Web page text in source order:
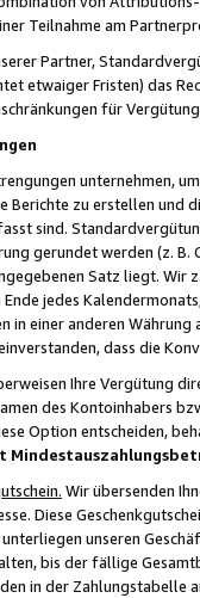
Teilnahme am
Partner,
etwaiger Fristen) das
für
unternehmen,
zu erstellen und
sind.
gerundet werden (z.
Satz liegt.
jedes
in einer anderen
dass die
Ihre Vergütung
des Kontoinhabers
Option entscheiden,
Wir übersenden
Diese
unseren
bis der fällige
in der